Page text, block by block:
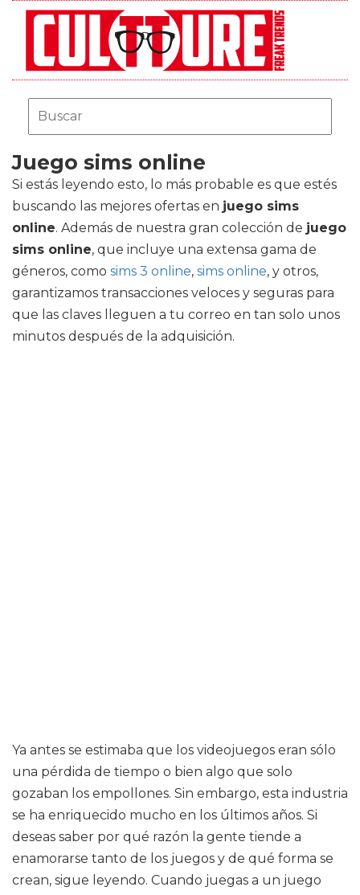
Juego sims online
Si estás leyendo esto, lo más probable es que estés
buscando las mejores ofertas en juego sims
online. Además de nuestra gran colección de juego
sims online, que incluye una extensa gama de
géneros, como sims 3 online, sims online, y otros,
garantizamos transacciones veloces y seguras para
que las claves lleguen a tu correo en tan solo unos
minutos después de la adquisición.
Ya antes se estimaba que los videojuegos eran sólo
una pérdida de tiempo o bien algo que solo
gozaban los empollones. Sin embargo, esta industria
se ha enriquecido mucho en los últimos años. Si
deseas saber por qué razón la gente tiende a
enamorarse tanto de los juegos y de qué forma se
crean, sigue leyendo. Cuando juegas a un juego